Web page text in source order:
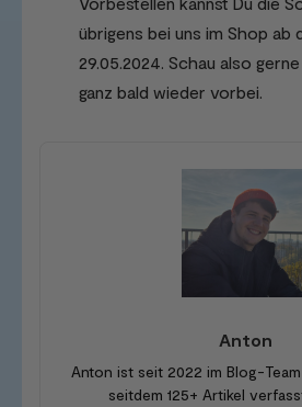
übrigens bei uns im Shop ab
29.05.2024. Schau also
ganz bald wieder vorbei.
Anton
Anton ist seit 2022 im Blog-
seitdem 125+ Artikel